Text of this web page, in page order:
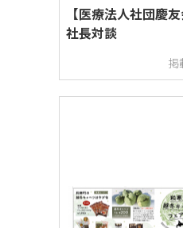
【医療法人社団慶
社長対談
掲